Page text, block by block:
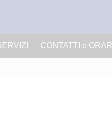
CONTATTI e ORARI